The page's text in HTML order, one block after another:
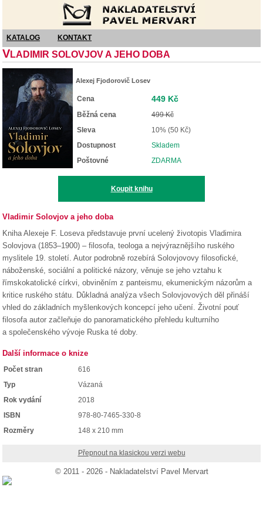
KATALOG KONTAKT
VLADIMIR SOLOVJOV A JEHO DOBA
Alexej Fjodorovič Losev
Cena 449 Kč
Běžná cena
499 Kč
Sleva
10% (50 Kč)
Dostupnost
Skladem
Poštovné
ZDARMA
Koupit knihu
Vladimir Solovjov a jeho doba
Kniha Alexeje F. Loseva představuje první ucelený životopis Vladimira
Solovjova (1853–1900) – filosofa, teologa a nejvýraznějšího ruského
myslitele 19. století. Autor podrobně rozebírá Solovjovovy filosofické,
náboženské, sociální a politické názory, věnuje se jeho vztahu k
římskokatolické církvi, obviněním z panteismu, ekumenickým názorům a
kritice ruského státu. Důkladná analýza všech Solovjovových děl přináší
vhled do základních myšlenkových koncepcí jeho učení. Životní pouť
filosofa autor začleňuje do panoramatického přehledu kulturního
a společenského vývoje Ruska té doby.
Další informace o knize
Počet stran
616
Typ
Vázaná
Rok vydání
2018
ISBN
978-80-7465-330-8
Rozměry
148 x 210 mm
Přepnout na klasickou verzi webu
© 2011 - 2026 - Nakladatelství Pavel Mervart